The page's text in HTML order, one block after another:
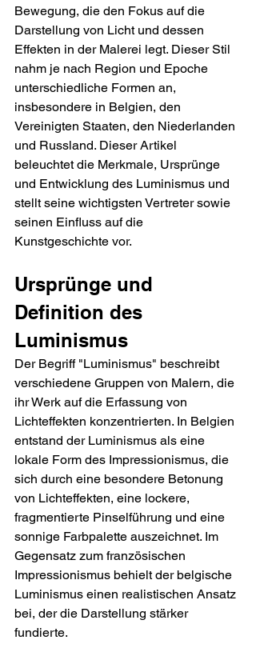
Bewegung, die den Fokus auf die
Darstellung von Licht und dessen
Effekten in der Malerei legt. Dieser Stil
nahm je nach Region und Epoche
unterschiedliche Formen an,
insbesondere in Belgien, den
Vereinigten Staaten, den Niederlanden
und Russland. Dieser Artikel
beleuchtet die Merkmale, Ursprünge
und Entwicklung des Luminismus und
stellt seine wichtigsten Vertreter sowie
seinen Einfluss auf die
Kunstgeschichte vor.
Ursprünge und
Definition des
Luminismus
Der Begriff "Luminismus" beschreibt
verschiedene Gruppen von Malern, die
ihr Werk auf die Erfassung von
Lichteffekten konzentrierten. In Belgien
entstand der Luminismus als eine
lokale Form des Impressionismus, die
sich durch eine besondere Betonung
von Lichteffekten, eine lockere,
fragmentierte Pinselführung und eine
sonnige Farbpalette auszeichnet. Im
Gegensatz zum französischen
Impressionismus behielt der belgische
Luminismus einen realistischen Ansatz
bei, der die Darstellung stärker
fundierte.